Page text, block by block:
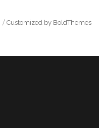
Customized by BoldThemes